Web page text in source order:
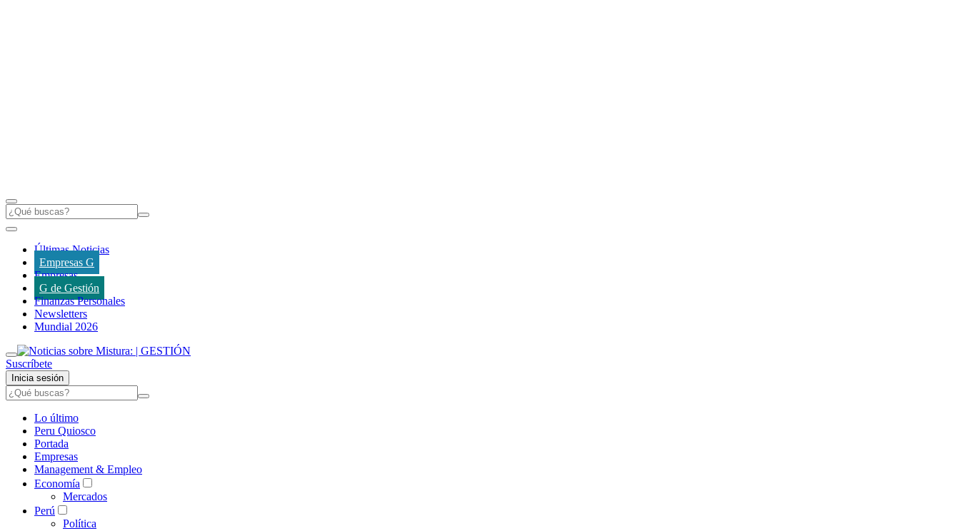
Últimas Noticias
Empresas G
Empresas
G de Gestión
Finanzas Personales
Newsletters
Mundial 2026
Suscríbete
Inicia sesión
Lo último
Peru Quiosco
Portada
Empresas
Management & Empleo
Economía
Mercados
Perú
Política